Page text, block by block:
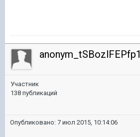
anonym_tSBozlFEPfp1
Участник
138 публикаций
Опубликовано: 7 июл 2015, 10:14:06